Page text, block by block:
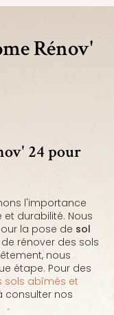
Rénov'
24 pour
l'importance
durabilité. Nous
la pose de sol
rénover des sols
nous
étape. Pour des
sols abîmés et
consulter nos